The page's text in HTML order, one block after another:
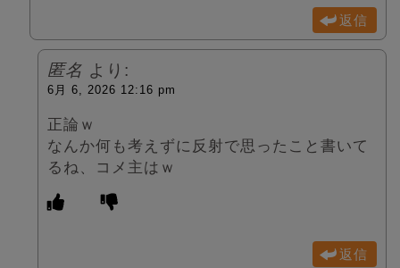
返信
匿名 より:
6月 6, 2026 12:16 pm
正論ｗ
なんか何も考えずに反射で思ったこと書いて
るね、コメ主はｗ
返信